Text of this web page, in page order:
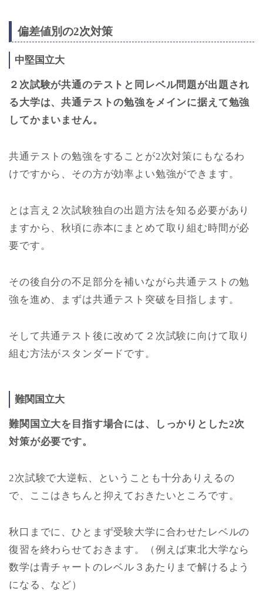
偏差値別の2次対策
中堅国立大
２次試験が共通のテストと同レベル問題が出題され
る大学は、共通テストの勉強をメインに据えて勉強
してかまいません。
共通テストの勉強をすることが2次対策にもなるわ
けですから、その方が効率よい勉強ができます。
とは言え２次試験独自の出題方法を知る必要があり
ますから、秋頃に赤本にまとめて取り組む時間が必
要です。
その後自分の不足部分を補いながら共通テストの勉
強を進め、まずは共通テスト突破を目指します。
そして共通テスト後に改めて２次試験に向けて取り
組む方法がスタンダードです。
難関国立大
難関国立大を目指す場合には、しっかりとした2次
対策が必要です。
2次試験で大逆転、ということも十分ありえるの
で、ここはきちんと抑えておきたいところです。
秋口までに、ひとまず受験大学に合わせたレベルの
復習を終わらせておきます。（例えば東北大学なら
数学は青チャートのレベル３あたりまで解けるよう
になる、など）